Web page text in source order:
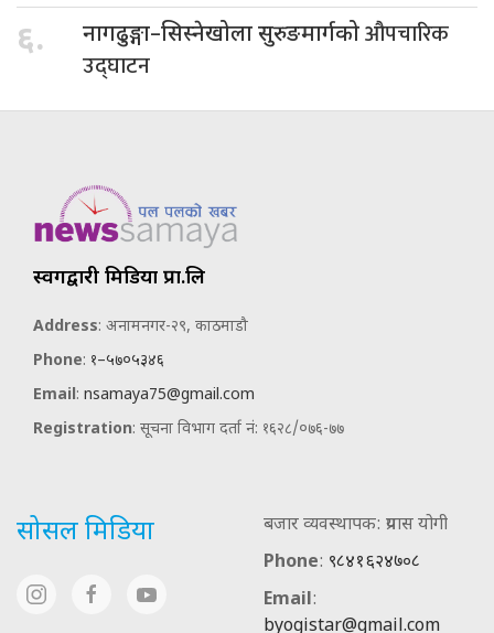
६. नागढुङ्गा–सिस्नेखोला सुरुङमार्गकोऔपचारिक
उद्घाटन
स्वर्गद्वारी मिडिया प्रा.लि
Address: अनामनगर-२९, काठमाडौ
Phone: १–५७०५३४६
Email: nsamaya75@gmail.com
Registration: सूचना विभाग दर्ता नं: १६२८/०७६-७७
सोसल मिडिया
बजार व्यवस्थापक: प्रयास योगी
Phone: ९८४१६२४७०८
Email:
byogistar@gmail.com